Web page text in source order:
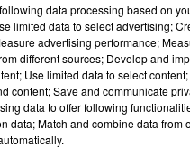
data processing based on
limited data to select advertising;
advertising performance;
different sources; Develop and
Use limited data to select
content; Save and communicate
data to offer following
data; Match and combine data